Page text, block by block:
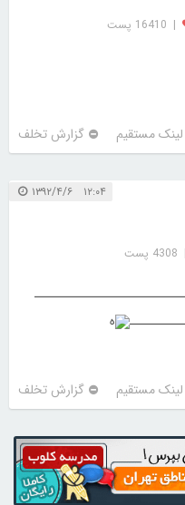
| 16410 پست
لینک مستقیم گزارش تخلف
۱۲:۰۴ ۱۳۹۲/۴/۶
4308 پست
ه
لینک مستقیم گزارش تخلف